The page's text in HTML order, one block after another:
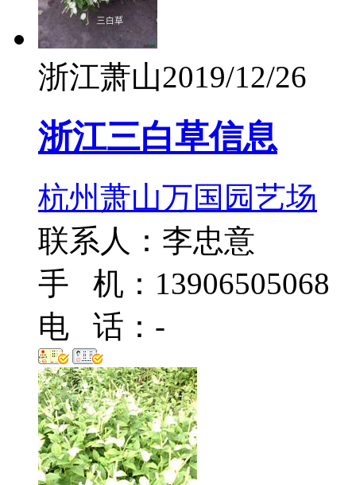
浙江萧山2019/12/26
浙江三白草信息
杭州萧山万国园艺场
联系人：李忠意
手 机：13906505068
电 话：-